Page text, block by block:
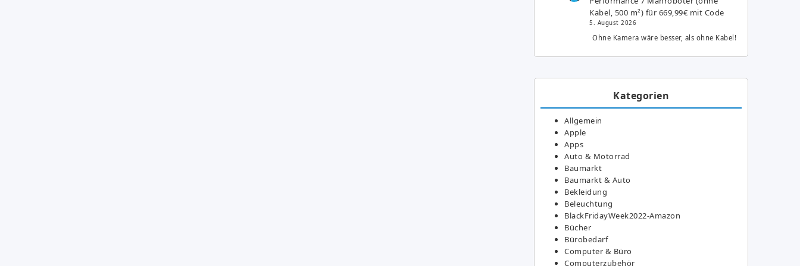
Kabel, 500 m²) für 669,99€ mit Code
5. August 2026
Ohne Kamera wäre besser, als ohne Kabel!
Kategorien
Allgemein
Apple
Apps
Auto & Motorrad
Baumarkt
Baumarkt & Auto
Bekleidung
Beleuchtung
BlackFridayWeek2022-Amazon
Bücher
Bürobedarf
Computer & Büro
Computerzubehör